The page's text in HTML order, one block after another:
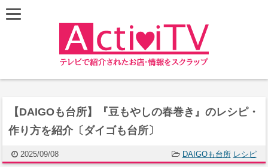
【DAIGOも台所】『豆もやしの春巻き』のレシピ・
作り方を紹介〔ダイゴも台所〕
2025/09/08 DAIGOも台所 レシピ